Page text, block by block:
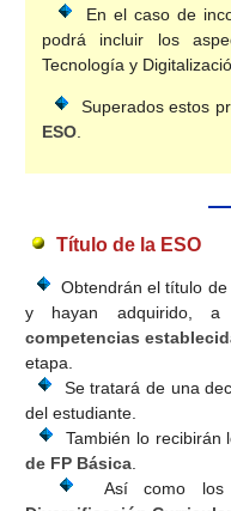
En el caso de
podrá incluir los
Tecnología y
Superados estos
ESO
Título de la ESO
Obtendrán el título de
y hayan adquirido, a
competencias
etapa.
Se tratará de una
del estudiante.
También lo recibirán
de FP Básica
Así como los